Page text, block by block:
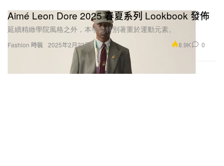
Fashion 時裝
Aimé Leon Dore 2025 春夏系列 Lookbook 發佈
延續精緻學院風格之外，本季也特別著重於運動元素。
2025年2月22日 8.9K 0